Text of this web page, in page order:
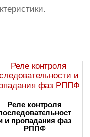
Реле контроля
и пропадания фаз
РППФ